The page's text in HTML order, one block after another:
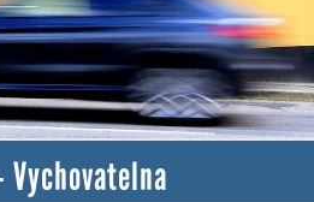
účet na starém webu?
Vychovatelna